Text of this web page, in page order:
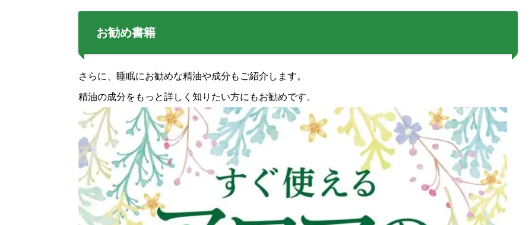
お勧め書籍
さらに、睡眠にお勧めな精油や成分もご紹介します。
精油の成分をもっと詳しく知りたい方にもお勧めです。